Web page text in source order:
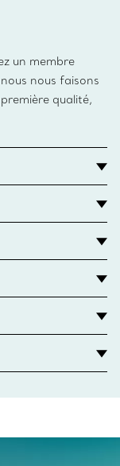
un membre
nous faisons
qualité,